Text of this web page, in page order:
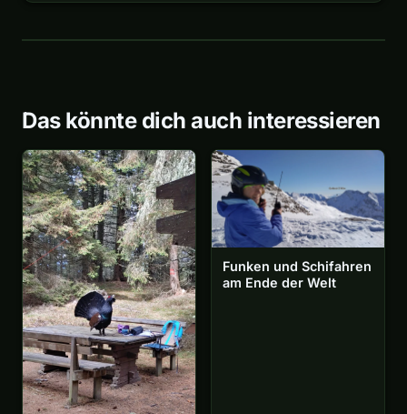
Das könnte dich auch interessieren
Funken und Schifahren
am Ende der Welt